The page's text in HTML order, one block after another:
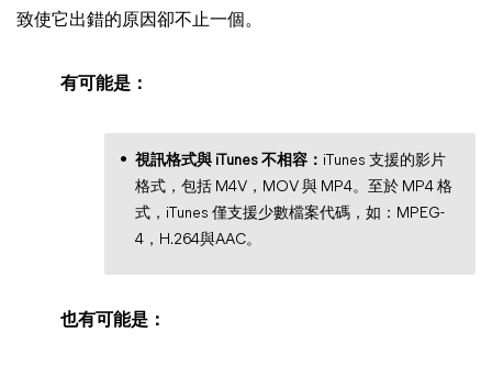
致使它出錯的原因卻不止一個。
有可能是：
視訊格式與 iTunes 不相容： iTunes 支援的影片
格式，包括 M4V，MOV 與 MP4。至於 MP4 格
式，iTunes 僅支援少數檔案代碼，如：MPEG-
4，H.264與AAC。
也有可能是：